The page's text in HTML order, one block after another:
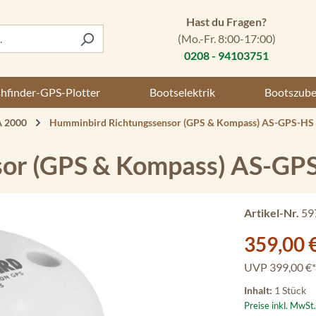
Hast du Fragen?
(Mo.-Fr. 8:00-17:00)
0208 - 94103751
GPS-Plotter Bootselektrik
2000 Humminbird Richtungssensor (GPS & Kompass) AS-GPS-HS
(GPS & Kompass) AS-
Artikel-Nr.
Verkaufspreis:
359,00
UVP 399,00 €*
Inhalt: 1 Stück
Preise inkl.